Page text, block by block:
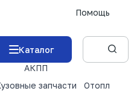
Помощь
Каталог
АКПП
запчасти
Отопление